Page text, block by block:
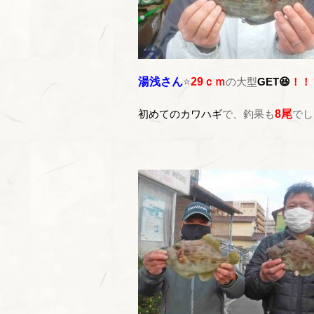
湯浅さん⭐29ｃｍの大型GET😆 ！！
初めてのカワハギで、釣果も8尾で